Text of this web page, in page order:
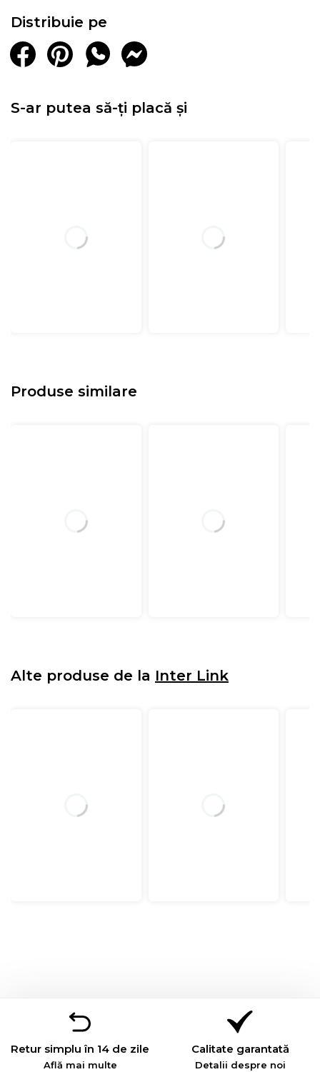
Distribuie pe
S-ar putea să-ți placă și
Produse similare
Alte produse de la Inter Link
Retur simplu în 14 de zile
Află mai multe
Calitate garantată
Detalii despre noi